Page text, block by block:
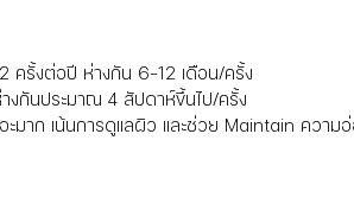
ครั้งต่อปี ห่างกัน 6-12 เดือน/ครั้ง
งกันประมาณ 4 สัปดาห์ขึ้นไป/ครั้ง
มาก เน้นการดูแลผิว และช่วย Maintain ความอ่